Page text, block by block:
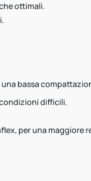
ottimali.
bassa
difficili.
per una maggiore